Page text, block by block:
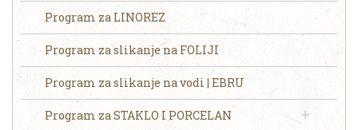
Program za LINOREZ
Program za slikanje na FOLIJI
Program za slikanje na vodi | EBRU
Program za STAKLO I PORCELAN